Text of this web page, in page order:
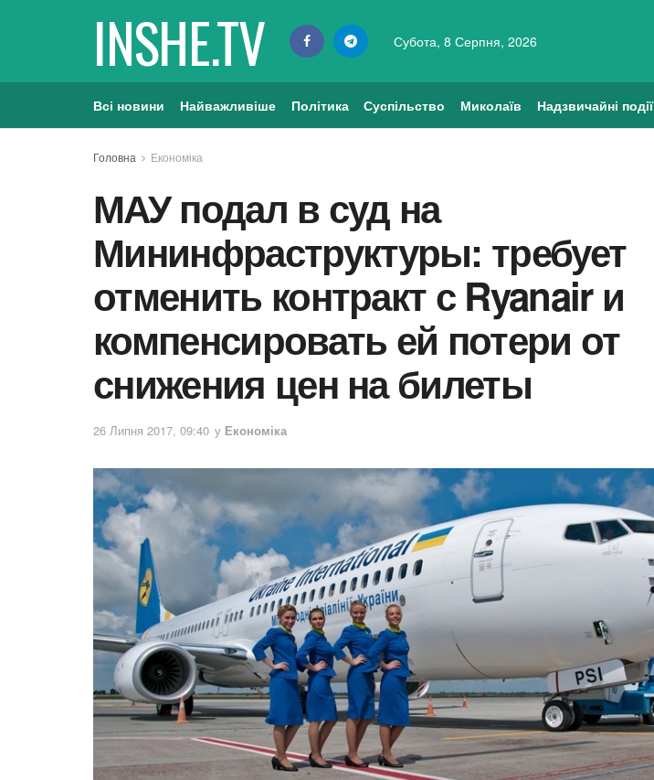
INSHE.TV Субота, 8 Серпня, 2026
Всі новини Найважливіше Політика Суспільство Миколаїв Надзвичайні події
Головна Економіка
МАУ подал в суд на
Мининфраструктуры: требует
отменить контракт с Ryanair и
компенсировать ей потери от
снижения цен на билеты
26 Липня 2017, 09:40 у Економіка